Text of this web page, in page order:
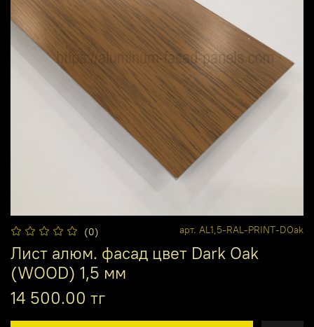
(0) арт. AL1,5-RAL-PRINT-DOak
Лист алюм. фасад цвет Dark Oak
(WOOD) 1,5 мм
14 500.00 тг